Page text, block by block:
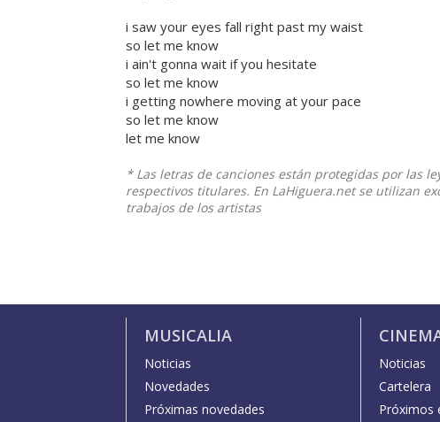
i saw your eyes fall right past my waist
so let me know
i ain't gonna wait if you hesitate
so let me know
i getting nowhere moving at your pace
so let me know
let me know
* Las letras de canciones están protegidas por las
respectivos titulares. En LaHiguera.net se utilizan
trabajos de los artistas
MUSICALIA
Noticias
Novedades
Próximas novedades
Noticias
Cartelera
Próximos